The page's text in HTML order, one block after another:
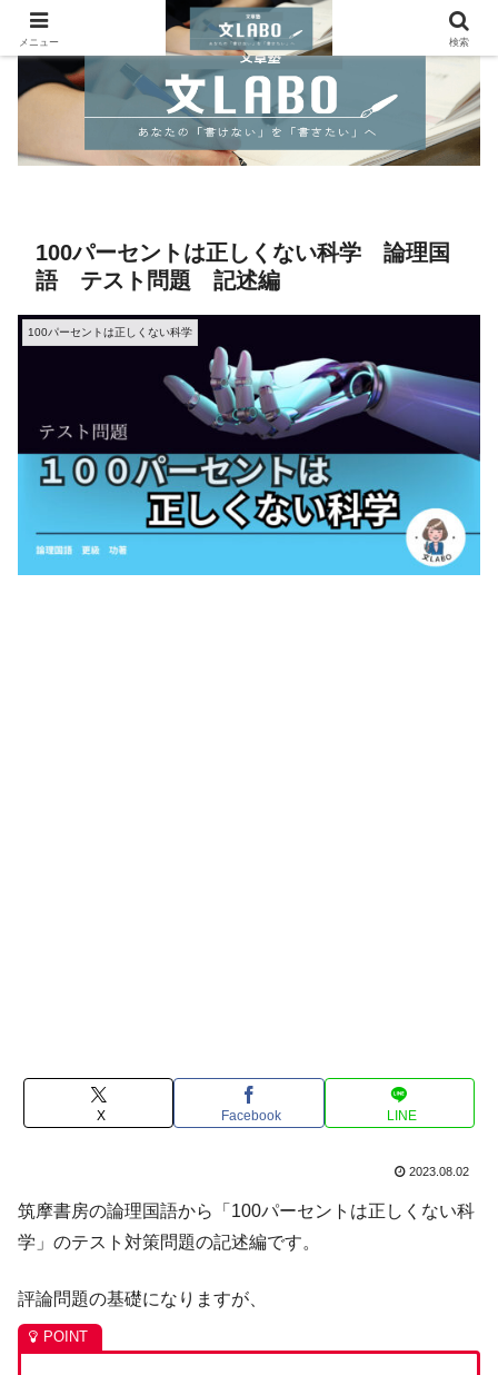
100パーセントは正しくない科学 論理国
語 テスト問題 記述編
100パーセントは正しくない科学
X Facebook LINE
2023.08.02
筑摩書房の論理国語から「100パーセントは正しくない科
学」のテスト対策問題の記述編です。
評論問題の基礎になりますが、
メニュー 検索